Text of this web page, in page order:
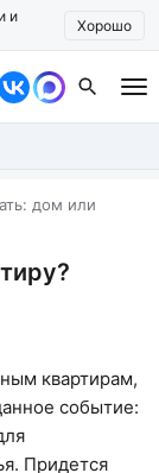
и
Хорошо
дом или
квартирам,
событие:
Придется